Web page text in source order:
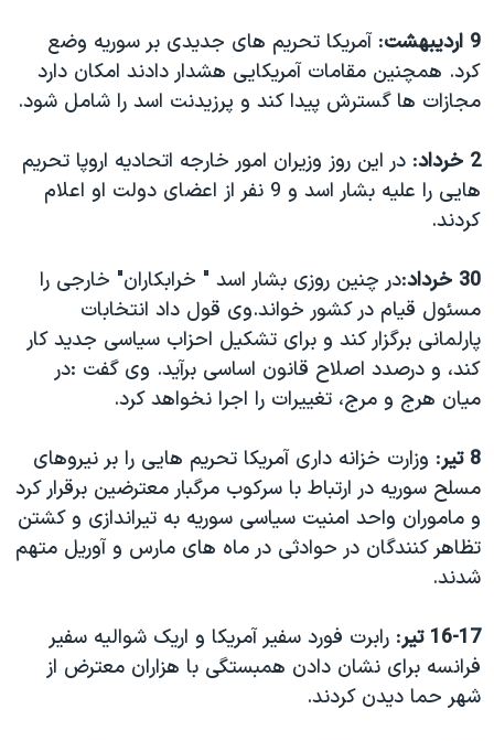
9 اردیبهشت
: آمریکا تحریم های جدیدی بر سوریه وضع
کرد. همچنین مقامات آمریکایی هشدار دادند امکان دارد
مجازات ها گسترش پیدا کند و پرزیدنت اسد را شامل شود.
2 خرداد
: در این روز وزیران امور خارجه اتحادیه اروپا تحریم
هایی را علیه بشار اسد و 9 نفر از اعضای دولت او اعلام
کردند.
30 خرداد
:در چنین روزی بشار اسد " خرابکاران" خارجی را
مسئول قیام در کشور خواند.وی قول داد انتخابات
پارلمانی برگزار کند و برای تشکیل احزاب سیاسی جدید کار
کند، و درصدد اصلاح قانون اساسی برآید. وی گفت :در
میان هرج و مرج، تغییرات را اجرا نخواهد کرد.
8 تیر
: وزارت خزانه داری آمریکا تحریم هایی را بر نیروهای
مسلح سوریه در ارتباط با سرکوب مرگبار معترضین برقرار کرد
و ماموران واحد امنیت سیاسی سوریه به تیراندازی و کشتن
تظاهر کنندگان در حوادثی در ماه های مارس و آوریل متهم
شدند.
16-17 تیر
: رابرت فورد سفیر آمریکا و اریک شوالیه سفیر
فرانسه برای نشان دادن همبستگی با هزاران معترض از
شهر حما دیدن کردند.